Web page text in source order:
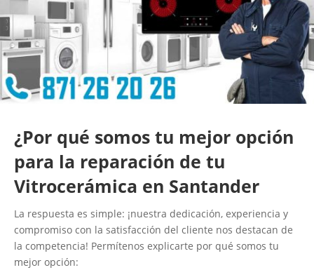
¿Por qué somos tu mejor opción
para la reparación de tu
Vitrocerámica en Santander
La respuesta es simple: ¡nuestra dedicación, experiencia y
compromiso con la satisfacción del cliente nos destacan de
la competencia! Permítenos explicarte por qué somos tu
mejor opción: